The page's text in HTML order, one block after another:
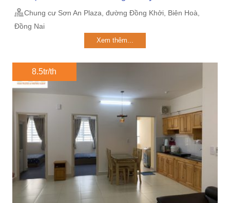
Chung cư Sơn An Plaza, đường Đồng Khởi, Biên Hoà,
Đồng Nai
Xem thêm...
8.5tr/th